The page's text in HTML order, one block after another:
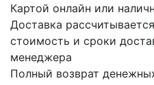
Картой онлайн или
Доставка
стоимость и сроки
менеджера
Полный возврат